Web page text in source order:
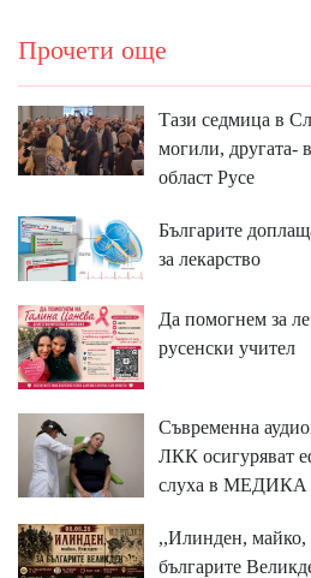
Прочети още
Тази седмица в
могили, другата-
област Русе
Българите
за лекарство
Да помогнем за
русенски учител
Съвременна
ЛКК осигуряват
слуха в МЕДИКА
,,Илинден, майко,
българите